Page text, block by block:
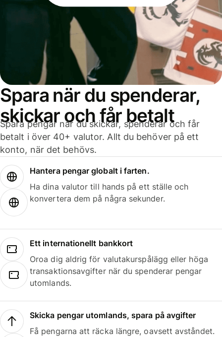
Spara när du spenderar,
skickar och får betalt
Spara pengar när du skickar, spenderar och får
betalt i över 40+ valutor. Allt du behöver på ett
konto, när det behövs.
Hantera pengar globalt i farten.
Ha dina valutor till hands på ett ställe och
konvertera dem på några sekunder.
Ett internationellt bankkort
Oroa dig aldrig för valutakurspålägg eller höga
transaktionsavgifter när du spenderar pengar
utomlands.
Skicka pengar utomlands, spara på avgifter
Få pengarna att räcka längre, oavsett avståndet.